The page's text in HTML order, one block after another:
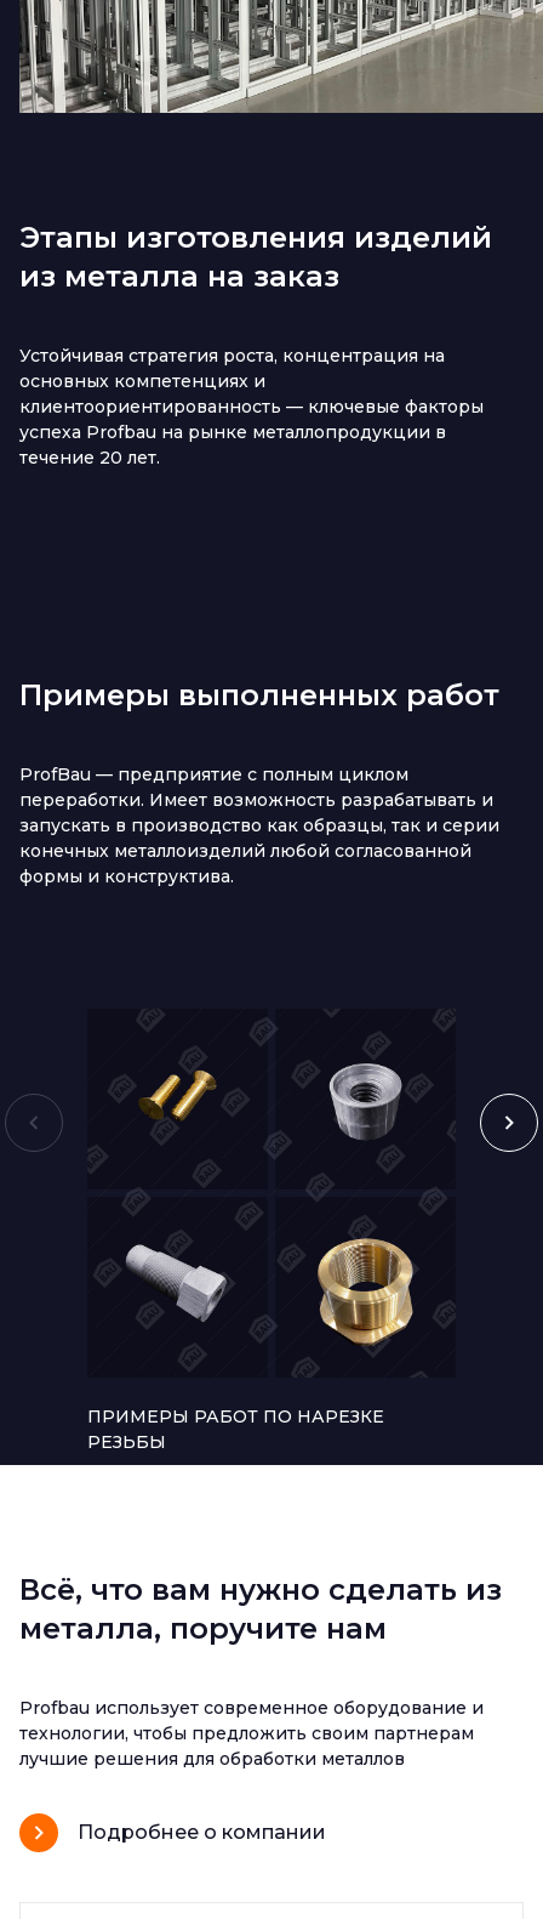
Этапы изготовления изделий
из металла на заказ
Устойчивая стратегия роста, концентрация на
основных компетенциях и
клиентоориентированность — ключевые факторы
успеха Profbau на рынке металлопродукции в
течение 20 лет.
Примеры выполненных работ
ProfBau — предприятие с полным циклом
переработки. Имеет возможность разрабатывать и
запускать в производство как образцы, так и серии
конечных металлоизделий любой согласованной
формы и конструктива.
ПРИМЕРЫ РАБОТ ПО НАРЕЗКЕ
РЕЗЬБЫ
Всё, что вам нужно сделать из
металла, поручите нам
Profbau использует современное оборудование и
технологии, чтобы предложить своим партнерам
лучшие решения для обработки металлов
Подробнее о компании